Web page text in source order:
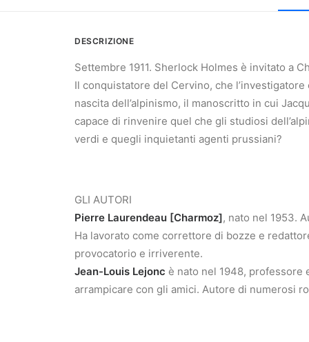
DESCRIZIONE
Settembre 1911. Sherlock Holmes è invitato a
Il conquistatore del Cervino, che
nascita dell’alpinismo, il manoscritto in cui
capace di rinvenire quel che gli studiosi
verdi e quegli inquietanti agenti prussiani?
GLI AUTORI
Pierre Laurendeau [Charmoz], nato nel 1953.
Ha lavorato come correttore di bozze e
provocatorio e irriverente.
Jean-Louis Lejonc è nato nel 1948, professore
arrampicare con gli amici. Autore di numerosi